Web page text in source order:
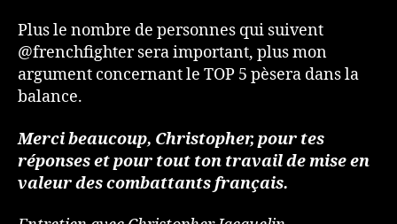
Plus le nombre de personnes qui suivent
@frenchfighter sera important, plus mon
argument concernant le TOP 5 pèsera dans la
balance.
Merci beaucoup, Christopher, pour tes
réponses et pour tout ton travail de mise en
valeur des combattants français.